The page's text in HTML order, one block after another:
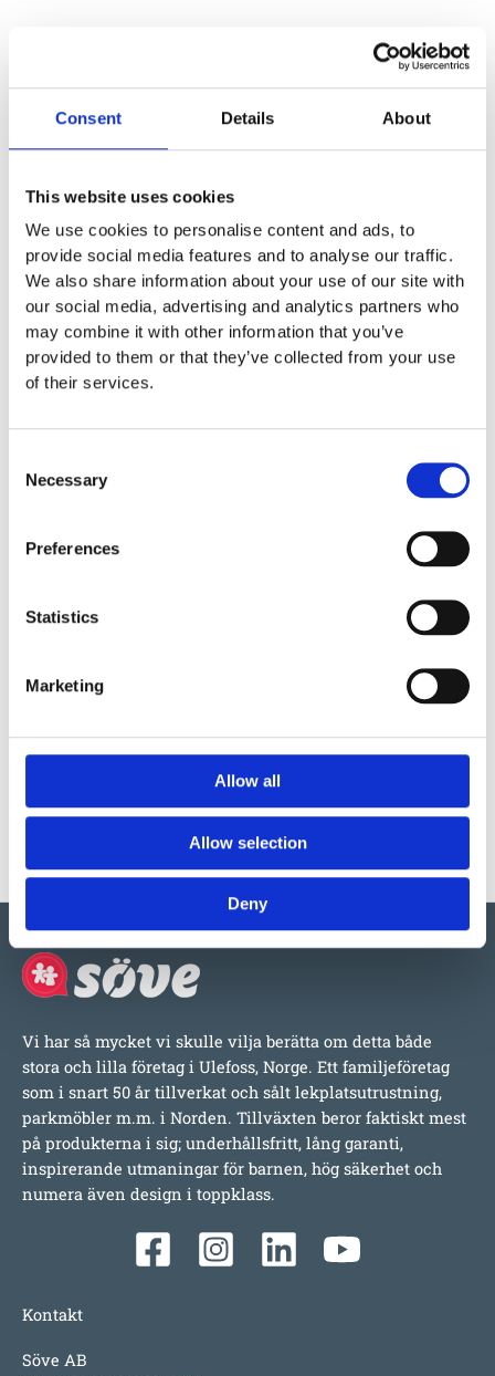
Consent Details About
This website uses cookies
We use cookies to personalise content and ads, to
provide social media features and to analyse our traffic.
We also share information about your use of our site with
our social media, advertising and analytics partners who
may combine it with other information that you’ve
provided to them or that they’ve collected from your use
of their services.
Selection
Necessary
Preferences
Statistics
Marketing
Allow all
Allow selection
Deny
Lägg till i offertförfrågan
Specifikationer
6.07 x 2.84 x 2.49 m
0,59 m
9.07 x 6.34 m
Material
Garantivillkor
Produktens utseende kan avvika mot de bilder som visas
DWG, produktblad, teknisk information, bilder etc.
Vi har så mycket vi skulle vilja berätta om detta både
stora och lilla företag i Ulefoss, Norge. Ett familjeföretag
som i snart 50 år tillverkat och sålt lekplatsutrustning,
parkmöbler m.m. i Norden. Tillväxten beror faktiskt mest
på produkterna i sig; underhållsfritt, lång garanti,
inspirerande utmaningar för barnen, hög säkerhet och
numera även design i toppklass.
Kontakt
Söve AB